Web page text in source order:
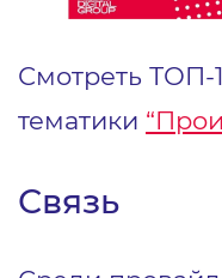
Смотреть ТОП-
тематики
Связь